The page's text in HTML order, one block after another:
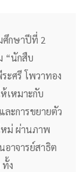
ศึกษาปีที่ 2
“นักสืบ
ะศรี โพวาทอง
เหมาะกับ
ะการขยายตัว
ม่ ผ่านภาพ
าจารย์สาธิต
ทั้ง